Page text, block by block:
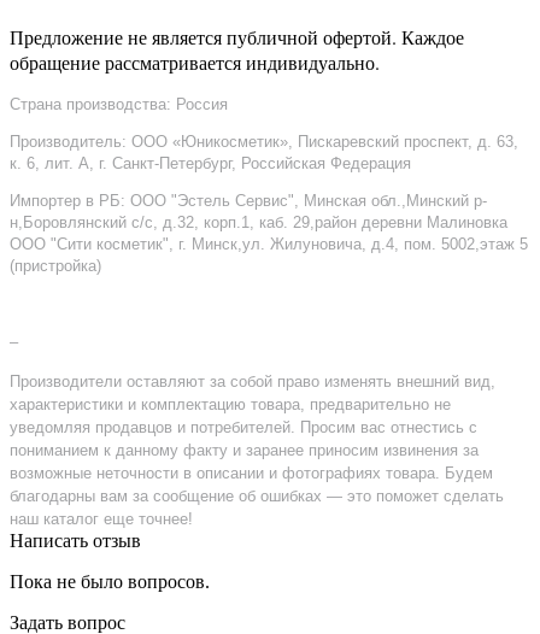
Предложение не является публичной офертой. Каждое
обращение рассматривается индивидуально.
Страна производства: Россия
Производитель: ООО «Юникосметик», Пискаревский проспект, д. 63,
к. 6, лит. А, г. Санкт-Петербург, Российская Федерация
Импортер в РБ: ООО "Эстель Сервис", Минская обл.,Минский р-
н,Боровлянский с/с, д.32, корп.1, каб. 29,район деревни Малиновка
ООО "Сити косметик", г. Минск,ул. Жилуновича, д.4, пом. 5002,этаж 5
(пристройка)
–
Производители оставляют за собой право изменять внешний вид,
характеристики и комплектацию товара, предварительно не
уведомляя продавцов и потребителей. Просим вас отнестись с
пониманием к данному факту и заранее приносим извинения за
возможные неточности в описании и фотографиях товара. Будем
благодарны вам за сообщение об ошибках — это поможет сделать
наш каталог еще точнее!
Написать отзыв
Пока не было вопросов.
Задать вопрос